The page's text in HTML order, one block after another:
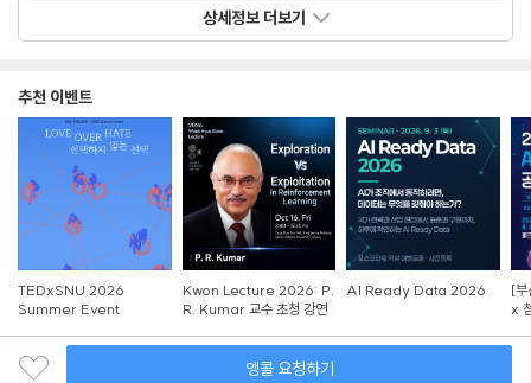
상세정보 더보기
추천 이벤트
TEDxSNU 2026
Summer Event
Kwon Lecture 2026: P.
R. Kumar 교수 초청 강연
AI Ready Data 2026
[
x
앵콜 요청하기